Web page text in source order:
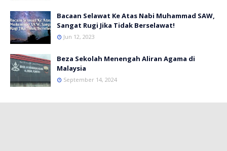
Bacaan Selawat Ke Atas Nabi Muhammad SAW,
Sangat Rugi Jika Tidak Berselawat!
Jun 12, 2023
Beza Sekolah Menengah Aliran Agama di
Malaysia
September 14, 2024